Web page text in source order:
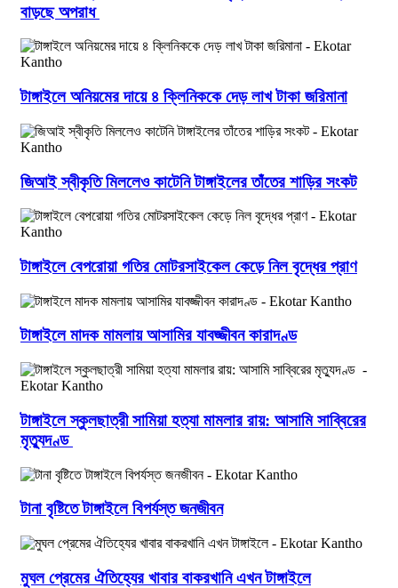
বাড়ছে অপরাধ
টাঙ্গাইলে অনিয়মের দায়ে ৪ ক্লিনিককে দেড় লাখ টাকা জরিমানা
জিআই স্বীকৃতি মিললেও কাটেনি টাঙ্গাইলের তাঁতের শাড়ির সংকট
টাঙ্গাইলে বেপরোয়া গতির মোটরসাইকেল কেড়ে নিল বৃদ্ধের প্রাণ
টাঙ্গাইলে মাদক মামলায় আসামির যাবজ্জীবন কারাদণ্ড
টাঙ্গাইলে স্কুলছাত্রী সামিয়া হত্যা মামলার রায়: আসামি সাব্বিরের
মৃত্যুদণ্ড
টানা বৃষ্টিতে টাঙ্গাইলে বিপর্যস্ত জনজীবন
মুঘল প্রেমের ঐতিহ্যের খাবার বাকরখানি এখন টাঙ্গাইলে